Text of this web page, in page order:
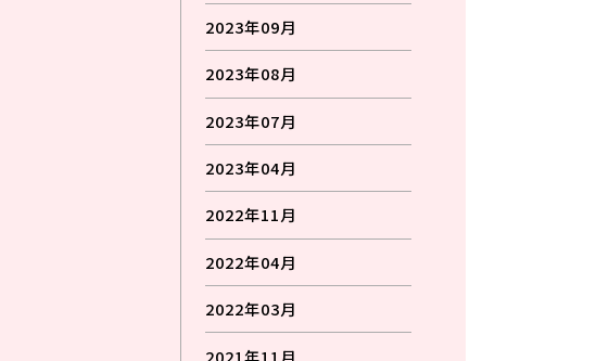
2023年09月
2023年08月
2023年07月
2023年04月
2022年11月
2022年04月
2022年03月
2021年11月